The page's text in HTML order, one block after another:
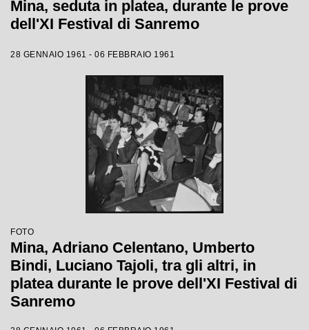
Mina, seduta in platea, durante le prove
dell'XI Festival di Sanremo
28 GENNAIO 1961 - 06 FEBBRAIO 1961
FOTO
Mina, Adriano Celentano, Umberto
Bindi, Luciano Tajoli, tra gli altri, in
platea durante le prove dell'XI Festival di
Sanremo